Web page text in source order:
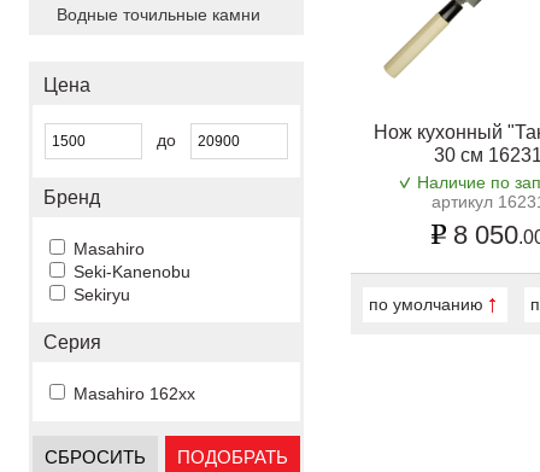
Водные точильные камни
Цена
до
Бренд
Masahiro
Seki-Kanenobu
Sekiryu
Серия
Masahiro 162xx
СБРОСИТЬ ПОДОБРАТЬ
Нож кухонный
30 см
Наличие по
артикул
8 050
по умолчанию